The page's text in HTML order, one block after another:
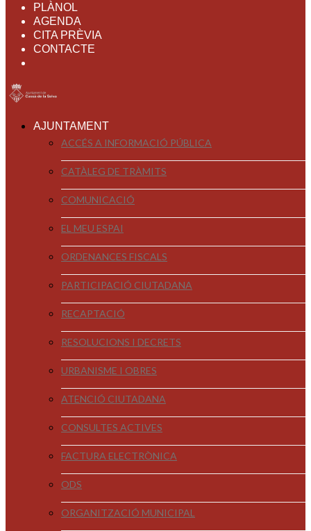
PLÀNOL
AGENDA
CITA PRÈVIA
CONTACTE
AJUNTAMENT
ACCÉS A INFORMACIÓ PÚBLICA
CATÀLEG DE TRÀMITS
COMUNICACIÓ
EL MEU ESPAI
ORDENANCES FISCALS
PARTICIPACIÓ CIUTADANA
RECAPTACIÓ
RESOLUCIONS I DECRETS
URBANISME I OBRES
ATENCIÓ CIUTADANA
CONSULTES ACTIVES
FACTURA ELECTRÒNICA
ODS
ORGANITZACIÓ MUNICIPAL